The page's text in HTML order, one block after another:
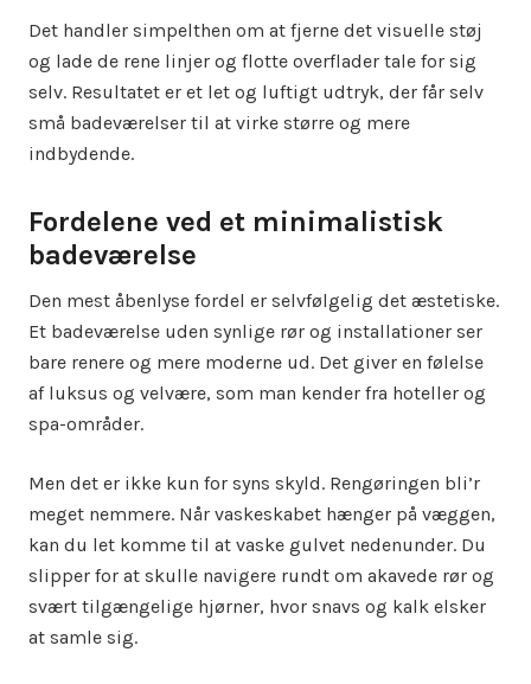
Det handler simpelthen om at fjerne det visuelle støj
og lade de rene linjer og flotte overflader tale for sig
selv. Resultatet er et let og luftigt udtryk, der får selv
små badeværelser til at virke større og mere
indbydende.
Fordelene ved et minimalistisk
badeværelse
Den mest åbenlyse fordel er selvfølgelig det æstetiske.
Et badeværelse uden synlige rør og installationer ser
bare renere og mere moderne ud. Det giver en følelse
af luksus og velvære, som man kender fra hoteller og
spa-områder.
Men det er ikke kun for syns skyld. Rengøringen bli’r
meget nemmere. Når vaskeskabet hænger på væggen,
kan du let komme til at vaske gulvet nedenunder. Du
slipper for at skulle navigere rundt om akavede rør og
svært tilgængelige hjørner, hvor snavs og kalk elsker
at samle sig.